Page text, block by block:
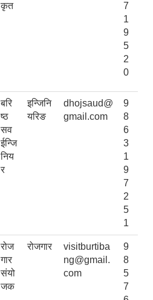
कृत
7
1
9
5
2
0
बरि
ष्ठ
सव
ईन्जि
निय
र
इन्जिनि
यरिङ
dhojsaud@
gmail.com
9
8
6
3
1
9
7
2
5
1
रोज
गार
संयो
जक
रोजगार
visitburtiba
ng@gmail.
com
9
8
5
7